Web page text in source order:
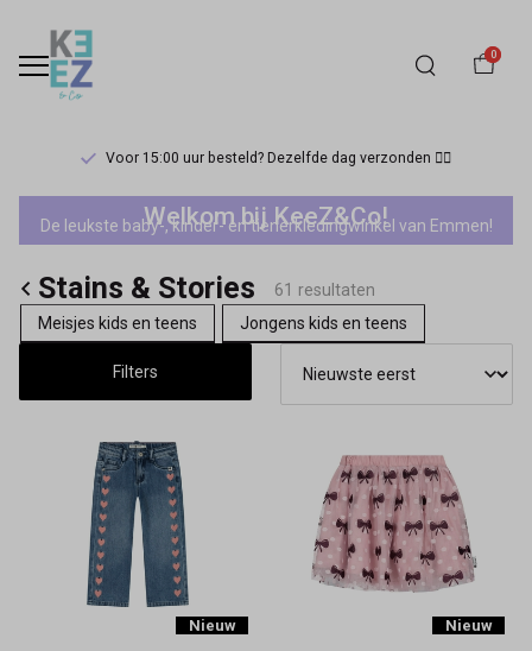
0
uur besteld? Dezelfde dag verzonden 🏃‍♀️ Cadeautje? We pakken
Stains
&
Stories
Keez&Co
Welkom bij KeeZ&Co!
De leukste baby-, kinder- en tienerkledingwinkel van Emmen!
Stains & Stories
61 resultaten
Meisjes kids en teens
Jongens kids en teens
Filters
Nieuw Nieuw